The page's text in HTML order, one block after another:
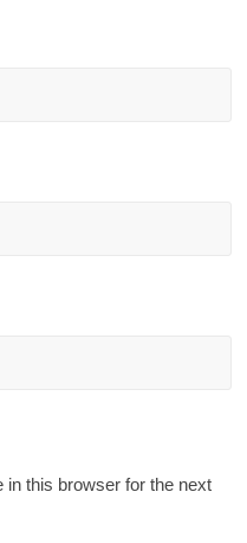
in this browser for the next